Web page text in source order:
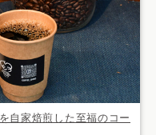
自家焙煎した至福のコー